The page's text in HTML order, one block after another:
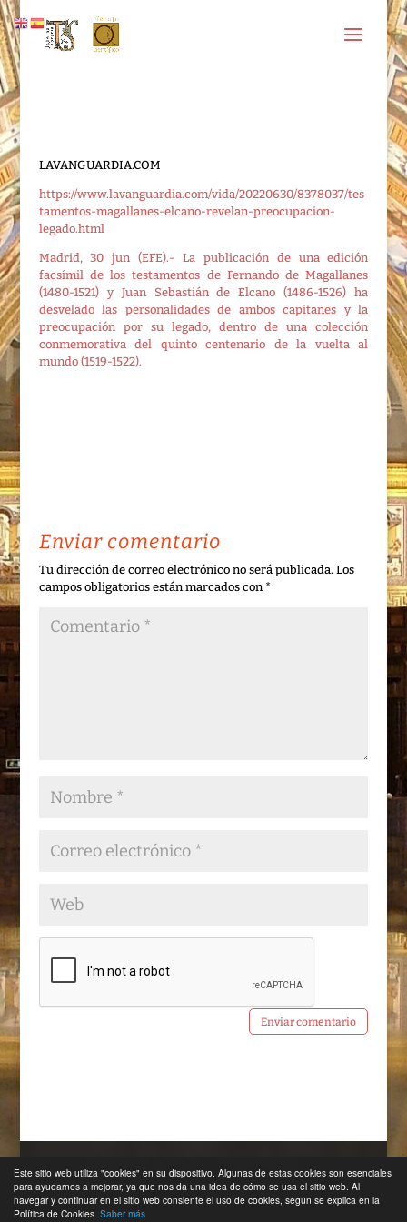
Este sitio web utiliza "cookies" en su dispositivo. Algunas de estas cookies son esenciales
para ayudarnos a mejorar, ya que nos da una idea de cómo se usa el sitio web. Al
navegar y continuar en el sitio web consiente el uso de cookies, según se explica en la
Política de Cookies. Saber más
LAVANGUARDIA.COM
https://www.lavanguardia.com/vida/20220630/8378037/tes
tamentos-magallanes-elcano-revelan-preocupacion-
legado.html
Madrid, 30 jun (EFE).- La publicación de una edición
facsímil de los testamentos de Fernando de Magallanes
(1480-1521) y Juan Sebastián de Elcano (1486-1526) ha
desvelado las personalidades de ambos capitanes y la
preocupación por su legado, dentro de una colección
conmemorativa del quinto centenario de la vuelta al
mundo (1519-1522).
Enviar comentario
Tu dirección de correo electrónico no será publicada. Los
campos obligatorios están marcados con *
AVISO LEGAL
POLÍTICA DE COOKIES